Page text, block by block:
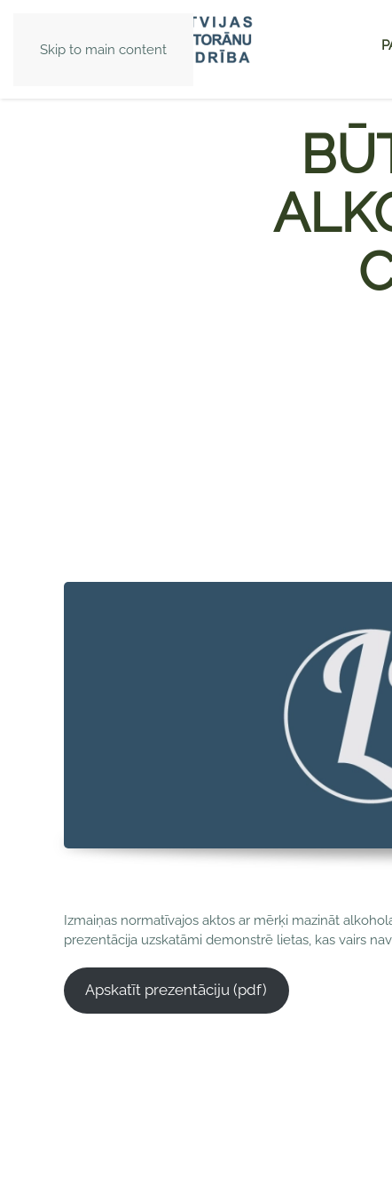
Skip to main content
Izmaiņas normatīvajos aktos ar mērķi mazināt
prezentācija uzskatāmi demonstrē lietas, kas vairs
Apskatīt prezentāciju (pdf)